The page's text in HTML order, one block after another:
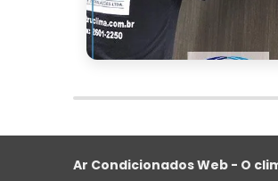
Métodos como sprays
garantir uma limpeza
ano ou sempre que
Ar Condicionados Web - O